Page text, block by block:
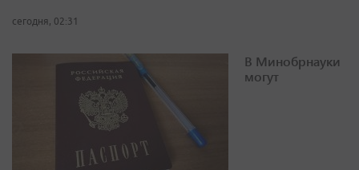
сегодня, 02:31
В Минобрнауки
могут